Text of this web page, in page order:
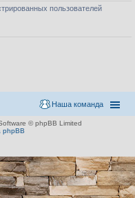
пользователей
Наша команда
© phpBB Limited
phpBB